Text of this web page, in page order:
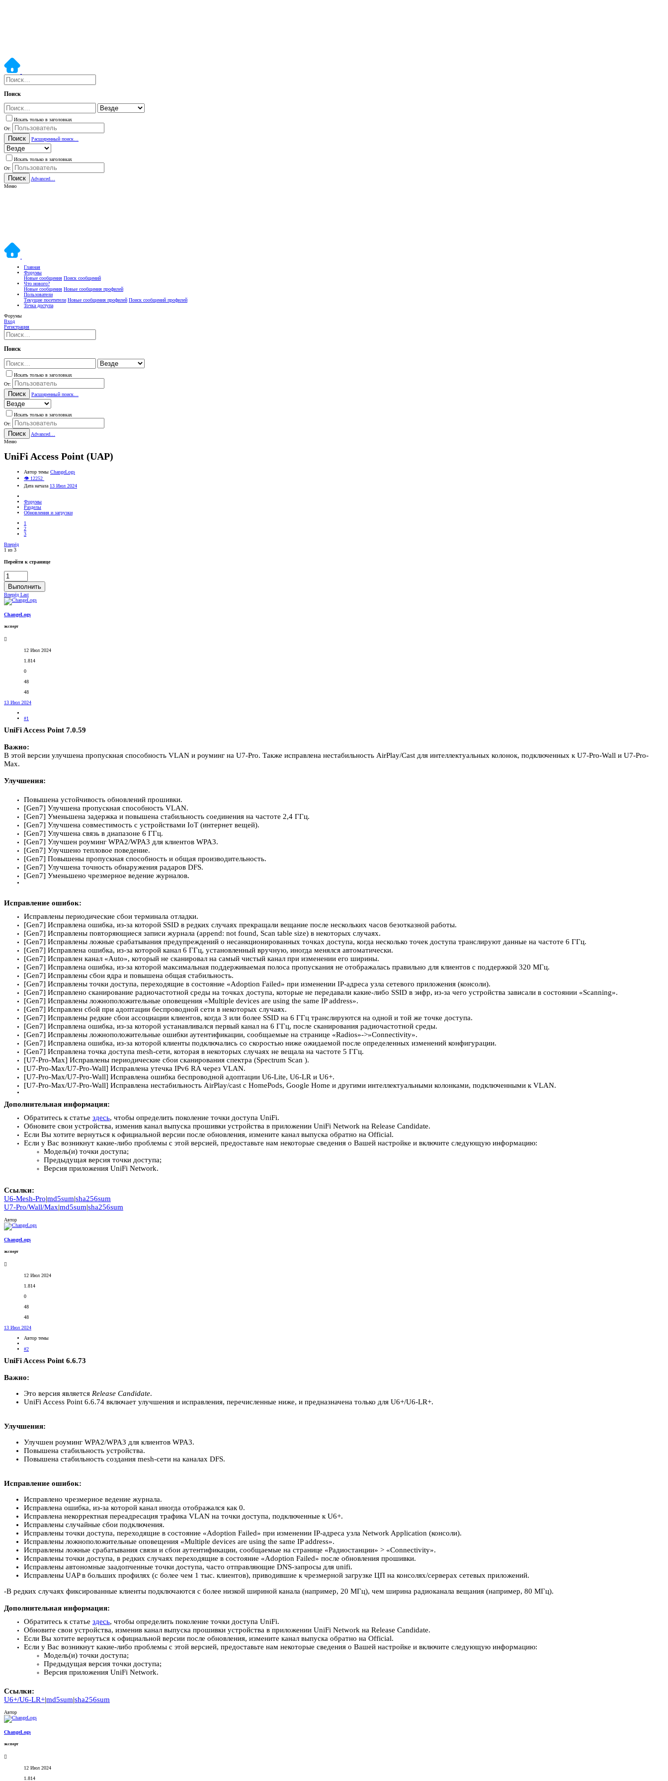
Поиск
Искать только в заголовках
От:
Поиск Расширенный поиск…
Искать только в заголовках
От:
Поиск
Advanced…
Меню
Главная
Форумы
Новые сообщения Поиск сообщений
Что нового?
Новые сообщения Новые сообщения профилей
Пользователи
Текущие посетители Новые сообщения профилей Поиск сообщений профилей
Точка доступа
Форумы
Вход
Регистрация
Поиск
Искать только в заголовках
От:
Поиск Расширенный поиск…
Искать только в заголовках
От:
Поиск
Advanced…
Меню
UniFi Access Point (UAP)
Автор темы ChangeLogs
👁 12252
Дата начала 13 Июл 2024
Форумы
Разделы
Обновления и загрузки
1
2
3
Вперёд
1 из 3
Перейти к странице
Выполнить
Вперёд Last
ChangeLogs
эксперт
12 Июл 2024
1.814
0
48
48
13 Июл 2024
#1
UniFi Access Point 7.0.59
Важно:
В этой версии улучшена пропускная способность VLAN и роуминг на U7-Pro. Также исправлена нестабильность AirPlay/Cast для интеллектуальных колонок, подключенных к U7-Pro-Wall и U7-Pro-
Max.
Улучшения:
Повышена устойчивость обновлений прошивки.
[Gen7] Улучшена пропускная способность VLAN.
[Gen7] Уменьшена задержка и повышена стабильность соединения на частоте 2,4 ГГц.
[Gen7] Улучшена совместимость с устройствами IoT (интернет вещей).
[Gen7] Улучшена связь в диапазоне 6 ГГц.
[Gen7] Улучшен роуминг WPA2/WPA3 для клиентов WPA3.
[Gen7] Улучшено тепловое поведение.
[Gen7] Повышены пропускная способность и общая производительность.
[Gen7] Улучшена точность обнаружения радаров DFS.
[Gen7] Уменьшено чрезмерное ведение журналов.
Исправление ошибок:
Исправлены периодические сбои терминала отладки.
[Gen7] Исправлена ошибка, из-за которой SSID в редких случаях прекращали вещание после нескольких часов безотказной работы.
[Gen7] Исправлены повторяющиеся записи журнала (append: not found, Scan table size) в некоторых случаях.
[Gen7] Исправлены ложные срабатывания предупреждений о несанкционированных точках доступа, когда несколько точек доступа транслируют данные на частоте 6 ГГц.
[Gen7] Исправлена ошибка, из-за которой канал 6 ГГц, установленный вручную, иногда менялся автоматически.
[Gen7] Исправлен канал «Auto», который не сканировал на самый чистый канал при изменении его ширины.
[Gen7] Исправлена ошибка, из-за которой максимальная поддерживаемая полоса пропускания не отображалась правильно для клиентов с поддержкой 320 МГц.
[Gen7] Исправлены сбои ядра и повышена общая стабильность.
[Gen7] Исправлены точки доступа, переходящие в состояние «Adoption Failed» при изменении IP-адреса узла сетевого приложения (консоли).
[Gen7] Исправлено сканирование радиочастотной среды на точках доступа, которые не передавали какие-либо SSID в эифр, из-за чего устройства зависали в состоянии «Scanning».
[Gen7] Исправлены ложноположительные оповещения «Multiple devices are using the same IP address».
[Gen7] Исправлен сбой при адоптации беспроводной сети в некоторых случаях.
[Gen7] Исправлены редкие сбои ассоциации клиентов, когда 3 или более SSID на 6 ГГц транслируются на одной и той же точке доступа.
[Gen7] Исправлена ошибка, из-за которой устанавливался первый канал на 6 ГГц, после сканирования радиочастотной среды.
[Gen7] Исправлены ложноположительные ошибки аутентификации, сообщаемые на странице «Radios»->»Connectivity».
[Gen7] Исправлена ошибка, из-за которой клиенты подключались со скоростью ниже ожидаемой после определенных изменений конфигурации.
[Gen7] Исправлена точка доступа mesh-сети, которая в некоторых случаях не вещала на частоте 5 ГГц.
[U7-Pro-Max] Исправлены периодические сбои сканирования спектра (Spectrum Scan ).
[U7-Pro-Max/U7-Pro-Wall] Исправлена утечка IPv6 RA через VLAN.
[U7-Pro-Max/U7-Pro-Wall] Исправлена ошибка беспроводной адоптации U6-Lite, U6-LR и U6+.
[U7-Pro-Max/U7-Pro-Wall] Исправлена нестабильность AirPlay/cast с HomePods, Google Home и другими интеллектуальными колонками, подключенными к VLAN.
Дополнительная информация:
Обратитесь к статье здесь, чтобы определить поколение точки доступа UniFi.
Обновите свои устройства, изменив канал выпуска прошивки устройства в приложении UniFi Network на Release Candidate.
Если Вы хотите вернуться к официальной версии после обновления, измените канал выпуска обратно на Official.
Если у Вас возникнут какие-либо проблемы с этой версией, предоставьте нам некоторые сведения о Вашей настройке и включите следующую информацию:
Модель(и) точки доступа;
Предыдущая версия точки доступа;
Версия приложения UniFi Network.
Ссылки:
U6-Mesh-Pro|md5sum|sha256sum
U7-Pro/Wall/Max|md5sum|sha256sum
Автор
ChangeLogs
эксперт
12 Июл 2024
1.814
0
48
48
13 Июл 2024
Автор темы
#2
UniFi Access Point 6.6.73
Важно:
Это версия является Release Candidate.
UniFi Access Point 6.6.74 включает улучшения и исправления, перечисленные ниже, и предназначена только для U6+/U6-LR+.
Улучшения:
Улучшен роуминг WPA2/WPA3 для клиентов WPA3.
Повышена стабильность устройства.
Повышена стабильность создания mesh-сети на каналах DFS.
Исправление ошибок:
Исправлено чрезмерное ведение журнала.
Исправлена ошибка, из-за которой канал иногда отображался как 0.
Исправлена некорректная переадресация трафика VLAN на точки доступа, подключенные к U6+.
Исправлены случайные сбои подключения.
Исправлены точки доступа, переходящие в состояние «Adoption Failed» при изменении IP-адреса узла Network Application (консоли).
Исправлены ложноположительные оповещения «Multiple devices are using the same IP address».
Исправлены ложные срабатывания связи и сбои аутентификации, сообщаемые на странице «Радиостанции» > «Connectivity».
Исправлены точки доступа, в редких случаях переходящие в состояние «Adoption Failed» после обновления прошивки.
Исправлены автономные заадопченные точки доступа, часто отправляющие DNS-запросы для unifi.
Исправлены UAP в больших профилях (с более чем 1 тыс. клиентов), приводившие к чрезмерной загрузке ЦП на консолях/серверах сетевых приложений.
-В редких случаях фиксированные клиенты подключаются с более низкой шириной канала (например, 20 МГц), чем ширина радиоканала вещания (например, 80 МГц).
Дополнительная информация:
Обратитесь к статье здесь, чтобы определить поколение точки доступа UniFi.
Обновите свои устройства, изменив канал выпуска прошивки устройства в приложении UniFi Network на Release Candidate.
Если Вы хотите вернуться к официальной версии после обновления, измените канал выпуска обратно на Official.
Если у Вас возникнут какие-либо проблемы с этой версией, предоставьте нам некоторые сведения о Вашей настройке и включите следующую информацию:
Модель(и) точки доступа;
Предыдущая версия точки доступа;
Версия приложения UniFi Network.
Ссылки:
U6+/U6-LR+|md5sum|sha256sum
Автор
ChangeLogs
эксперт
12 Июл 2024
1.814